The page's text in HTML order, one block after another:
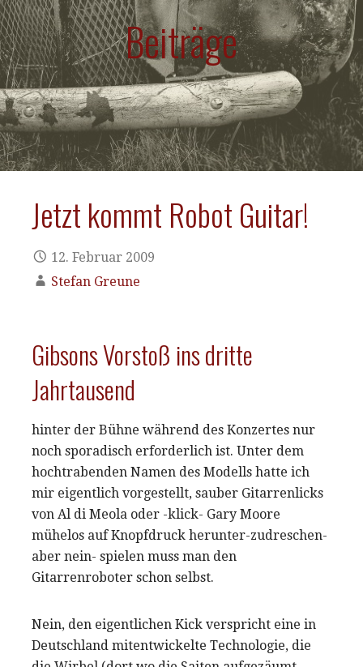
Beiträge
Jetzt kommt Robot Guitar!
12. Februar 2009
Stefan Greune
Gibsons Vorstoß ins dritte
Jahrtausend
hinter der Bühne während des Konzertes nur
noch sporadisch erforderlich ist. Unter dem
hochtrabenden Namen des Modells hatte ich
mir eigentlich vorgestellt, sauber Gitarrenlicks
von Al di Meola oder -klick- Gary Moore
mühelos auf Knopfdruck herunter-zudreschen-
aber nein- spielen muss man den
Gitarrenroboter schon selbst.
Nein, den eigentlichen Kick verspricht eine in
Deutschland mitentwickelte Technologie, die